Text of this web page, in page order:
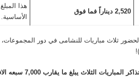
2,520 ديناراً فما فوق
هذا
الأساسية.
لحضور ثلاث مباريات للنشامى في دور المجموعات،
المجموع المتوقع للأقامه